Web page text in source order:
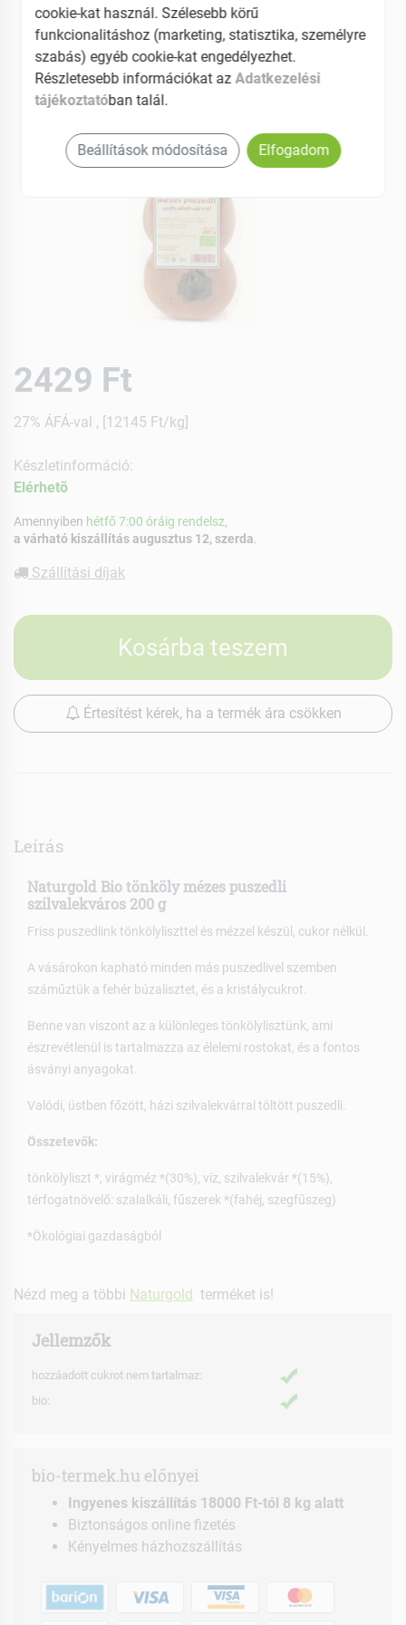
2429 Ft
27% ÁFÁ-val , [12145 Ft/kg]
Készletinformáció:
Elérhetõ
Amennyiben hétfő 7:00 óráig rendelsz,
a várható kiszállítás augusztus 12, szerda
Szállítási díjak
Kosárba teszem
Értesítést kérek, ha a termék ára csökken
Leírás
Naturgold Bio tönköly mézes puszedli
szilvalekváros 200 g
Friss puszedlink tönkölyliszttel és mézzel készül, cukor nélkül.
A vásárokon kapható minden más puszedlivel szemben
száműztük a fehér búzalisztet, és a kristálycukrot.
Benne van viszont az a különleges tönkölylisztünk, ami
észrevétlenül is tartalmazza az élelemi rostokat, és a fontos
ásványi anyagokat.
Valódi, üstben főzött, házi szilvalekvárral töltött puszedli.
Összetevők:
tönkölyliszt *, virágméz *(30%), víz, szilvalekvár *(15%),
térfogatnövelő: szalalkáli, fűszerek *(fahéj, szegfűszeg)
*Ökológiai gazdaságból
Nézd meg a többi Naturgold terméket is!
Jellemzők
hozzáadott cukrot nem tartalmaz:
bio:
bio-termek.hu előnyei
Ingyenes kiszállítás 18000 Ft-tól 8 kg alatt
Biztonságos online fizetés
Kényelmes házhozszállítás
cookie-kat használ. Szélesebb körű
funkcionalitáshoz (marketing, statisztika, személyre
szabás) egyéb cookie-kat engedélyezhet.
Részletesebb információkat azAdatkezelési
tájékoztatóban talál.
Beállítások módosítása Elfogadom